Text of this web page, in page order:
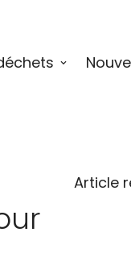
Article